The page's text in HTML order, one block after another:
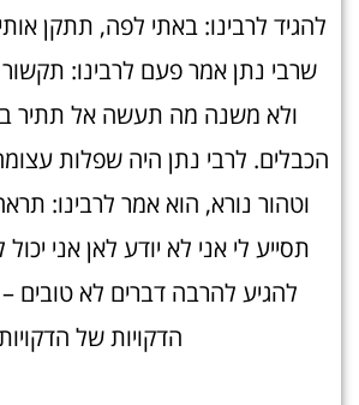
להגיד לרבינו: באתי לפה, תתקן
שרבי נתן אמר פעם לרבינו:
ולא משנה מה תעשה אל תתיר
הכבלים. לרבי נתן היה שפלות
וטהור נורא, הוא אמר לרבינו:
תסייע לי אני לא יודע לאן אני יכול
להגיע להרבה דברים לא טובים
הדקויות של